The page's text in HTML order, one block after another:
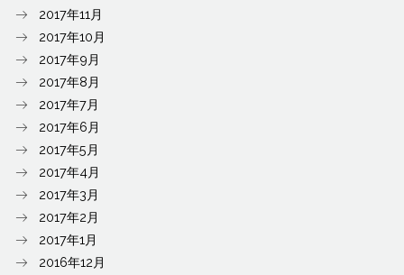
2017年11月
2017年10月
2017年9月
2017年8月
2017年7月
2017年6月
2017年5月
2017年4月
2017年3月
2017年2月
2017年1月
2016年12月